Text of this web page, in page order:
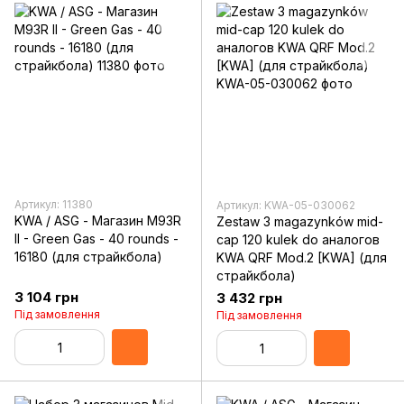
Артикул: 11380
KWA / ASG - Магазин M93R
II - Green Gas - 40 rounds -
16180 (для страйкбола)
3 104 грн
Під замовлення
Артикул: KWA-05-030062
Zestaw 3 magazynków mid-
cap 120 kulek do аналогов
KWA QRF Mod.2 [KWA] (для
страйкбола)
3 432 грн
Під замовлення